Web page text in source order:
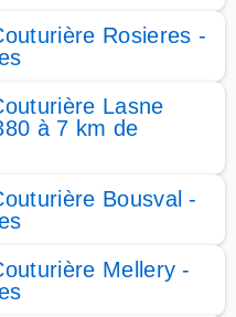
Rosieres -
Lasne
à 7 km de
Bousval -
Mellery -